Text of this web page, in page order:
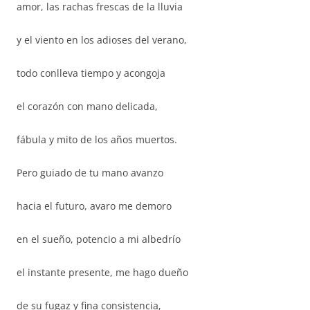
amor, las rachas frescas de la lluvia
y el viento en los adioses del verano,
todo conlleva tiempo y acongoja
el corazón con mano delicada,
fábula y mito de los años muertos.
Pero guiado de tu mano avanzo
hacia el futuro, avaro me demoro
en el sueño, potencio a mi albedrío
el instante presente, me hago dueño
de su fugaz y fina consistencia,